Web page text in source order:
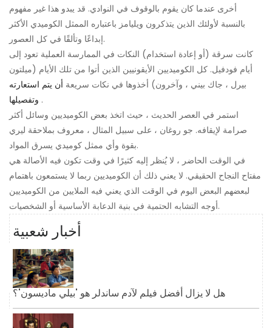
أخرى عندما كان يقوم بالوقوف في النوادي. قد يبدو هذا غير مفهوم
بالنسبة لأولئك الذين يتذكرون ويليامز باعتباره الممثل الكوميدي الأكثر
إبداعًا وتألقًا في كل العصور.
كانت سرقة (أو إعادة استخدام) النكات في الممارسة العملية تعود إلى
أيام فودفيل. كل الكوميديين الأيقونيين الذين أتوا من تلك الأيام (ميلتون
بيرل ، جاك بيني ، وآخرون) أخذوها في نكات سريعة أن يتم استعارته
وتفصيلها .
استمر في العصر الحديث ، حيث اتخذ بعض الكوميديين وسائل أكثر
صرامة لإيقافه. جو روغان ، على سبيل المثال ، معروف بملاحقة ليري
بقوة وأي ممثل كوميدي يسرق المواد.
في الوقت الحاضر ، لا يُنظر إليه كثيرًا في وقت تكون فيه الأصالة هي
مفتاح النجاح الحقيقي. لا يعني ذلك أن الكوميديين ربما لا يستمعون باهتمام
لبعضهم البعض اليوم في الوقت الذي يعني فيه الملايين من الكوميديين
أوجه التشابه الحتمية في بنية الدعابة الأساسية أو الشخصيات.
أخبار شعبية
هل لا يزال أفضل فيلم لآدم ساندلر هو 'بيلي ماديسون'؟